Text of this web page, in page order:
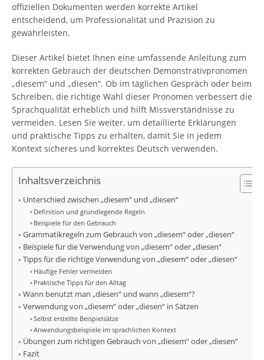
offiziellen Dokumenten werden korrekte Artikel
entscheidend, um Professionalität und Präzision zu
gewährleisten.
Dieser Artikel bietet Ihnen eine umfassende Anleitung zum
korrekten Gebrauch der deutschen Demonstrativpronomen
„diesem“ und „diesen“. Ob im täglichen Gespräch oder beim
Schreiben, die richtige Wahl dieser Pronomen verbessert die
Sprachqualität erheblich und hilft Missverständnisse zu
vermeiden. Lesen Sie weiter, um detaillierte Erklärungen
und praktische Tipps zu erhalten, damit Sie in jedem
Kontext sicheres und korrektes Deutsch verwenden.
Inhaltsverzeichnis
Unterschied zwischen „diesem“ und „diesen“
Definition und grundlegende Regeln
Beispiele für den Gebrauch
Grammatikregeln zum Gebrauch von „diesem“ oder „diesen“
Beispiele für die Verwendung von „diesem“ oder „diesen“
Tipps für die richtige Verwendung von „diesem“ oder „diesen“
Häufige Fehler vermeiden
Praktische Tipps für den Alltag
Wann benutzt man „diesen“ und wann „diesem“?
Verwendung von „diesem“ oder „diesen“ in Sätzen
Selbst erstellte Beispielsätze
Anwendungsbeispiele im sprachlichen Kontext
Übungen zum richtigen Gebrauch von „diesem“ oder „diesen“
Fazit